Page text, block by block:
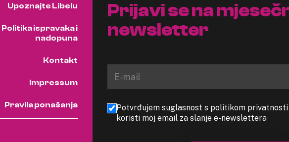
Upoznajte Libelu
Politika ispravaka i
nadopuna
Kontakt
Impressum
Pravila ponašanja
Prijavi se na
newsletter
Potvrđujem suglasnost s politikom
koristi moj email za slanje e-newslettera